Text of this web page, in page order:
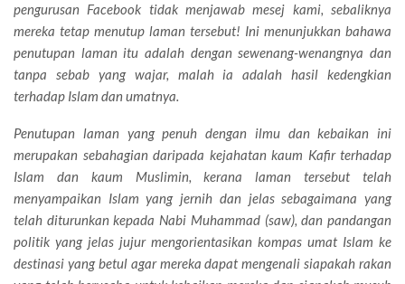
pengurusan Facebook tidak menjawab mesej kami, sebaliknya
mereka tetap menutup laman tersebut! Ini menunjukkan bahawa
penutupan laman itu adalah dengan sewenang-wenangnya dan
tanpa sebab yang wajar, malah ia adalah hasil kedengkian
terhadap Islam dan umatnya.
Penutupan laman yang penuh dengan ilmu dan kebaikan ini
merupakan sebahagian daripada kejahatan kaum Kafir terhadap
Islam dan kaum Muslimin, kerana laman tersebut telah
menyampaikan Islam yang jernih dan jelas sebagaimana yang
telah diturunkan kepada Nabi Muhammad (saw), dan pandangan
politik yang jelas jujur mengorientasikan kompas umat Islam ke
destinasi yang betul agar mereka dapat mengenali siapakah rakan